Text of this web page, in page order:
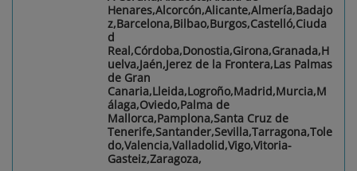
Henares,Alcorcón,Alicante,Almería,Badajo
z,Barcelona,Bilbao,Burgos,Castelló,Ciuda
d
Real,Córdoba,Donostia,Girona,Granada,H
uelva,Jaén,Jerez de la Frontera,Las Palmas
de Gran
Canaria,Lleida,Logroño,Madrid,Murcia,M
álaga,Oviedo,Palma de
Mallorca,Pamplona,Santa Cruz de
Tenerife,Santander,Sevilla,Tarragona,Tole
do,Valencia,Valladolid,Vigo,Vitoria-
Gasteiz,Zaragoza,